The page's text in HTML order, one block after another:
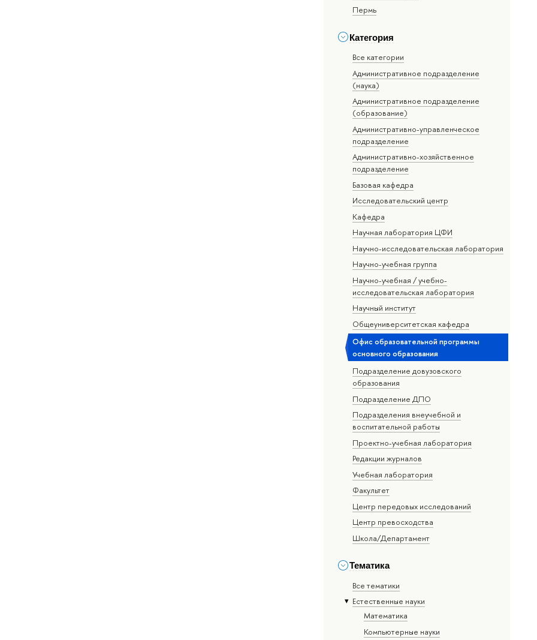
Пермь
Категория
Все категории
Административное подразделение
(наука)
Административное подразделение
(образование)
Административно-управленческое
подразделение
Административно-хозяйственное
подразделение
Базовая кафедра
Исследовательский центр
Кафедра
Научная лаборатория ЦФИ
Научно-исследовательская лаборатория
Научно-учебная группа
Научно-учебная / учебно-
исследовательская лаборатория
Научный институт
Общеуниверситетская кафедра
Офис образовательной программы
основного образования
Подразделение довузовского
образования
Подразделение ДПО
Подразделения внеучебной и
воспитательной работы
Проектно-учебная лаборатория
Редакции журналов
Учебная лаборатория
Факультет
Центр передовых исследований
Центр превосходства
Школа/Департамент
Тематика
Все тематики
Естественные науки
Математика
Компьютерные науки